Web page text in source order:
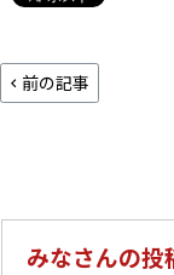
前の記事
みなさんの投